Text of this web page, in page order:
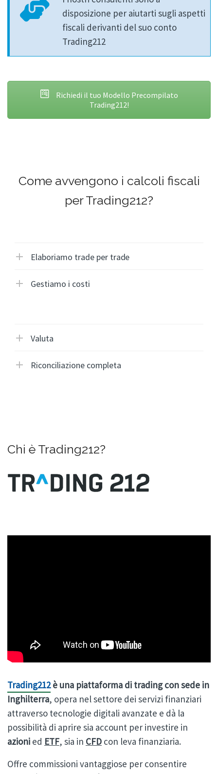
disposizione per aiutarti sugli aspetti
fiscali derivanti del suo conto
Trading212
Richiedi il tuo Modello Precompilato
Trading212!
Come avvengono i calcoli fiscali
per Trading212?
Elaboriamo trade per trade
Gestiamo i costi
Valuta
Riconciliazione completa
Chi è Trading212?
Trading212è una piattaforma di trading con sede in
Inghilterra, opera nel settore dei servizi finanziari
attraverso tecnologie digitali avanzate e dà la
possibilità di aprire sia account per investire in
azioni ed ETF, sia in CFD con leva finanziaria.
Offre commissioni vantaggiose per consentire